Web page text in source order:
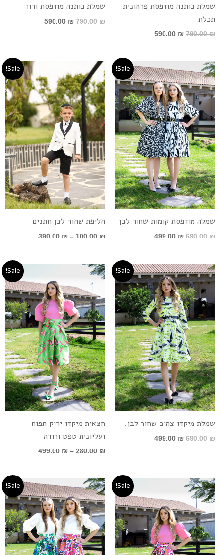
שמלת כותנה מודפסת פרחונית
תכלת
790.00₪
590.00 ₪
שמלת כותנה מודפסת ורוד
790.00₪
590.00 ₪
Sale!
שמלה מודפסת קומות שחור לבן
690.00₪
המקורי
היה:
690.00 ₪.
499.00 ₪
המחיר
הנוכחי
הוא:
499.00 ₪.
Sale!
חליפת שחור לבן חתנים
100.00 ₪
–
390.00 ₪
טווח
מחירים:
עד
Sale!
שמלת מיקדו צהוב שחור לבן.
690.00₪
המחיר
המקורי
היה:
690.00 ₪.
499.00 ₪
המחיר
הנוכחי
הוא:
499.00 ₪.
Sale!
חצאית מיקדו ירוק תפוח
ועליונית טפט ורודה
280.00 ₪
–
499.00 ₪
מחירים:
עד
Sale!
מחירים:
עד
Sale!
טווח
מחירים:
עד